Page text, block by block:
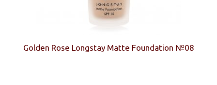
Golden Rose Longstay Matte Foundation №08